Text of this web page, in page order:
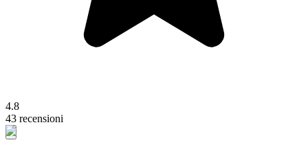
4.8
43 recensioni